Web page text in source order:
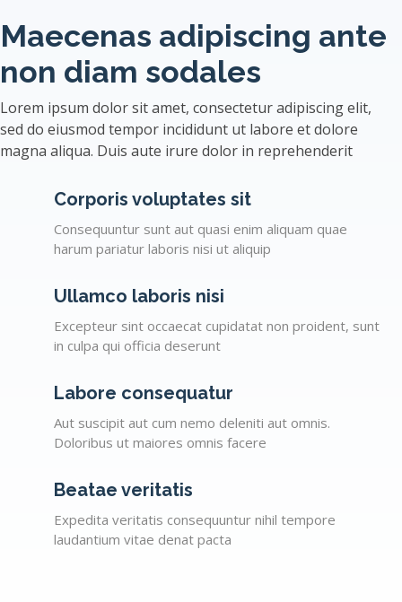
Maecenas adipiscing ante
non diam sodales
Lorem ipsum dolor sit amet, consectetur adipiscing elit,
sed do eiusmod tempor incididunt ut labore et dolore
magna aliqua. Duis aute irure dolor in reprehenderit
Corporis voluptates sit
Consequuntur sunt aut quasi enim aliquam quae
harum pariatur laboris nisi ut aliquip
Ullamco laboris nisi
Excepteur sint occaecat cupidatat non proident, sunt
in culpa qui officia deserunt
Labore consequatur
Aut suscipit aut cum nemo deleniti aut omnis.
Doloribus ut maiores omnis facere
Beatae veritatis
Expedita veritatis consequuntur nihil tempore
laudantium vitae denat pacta